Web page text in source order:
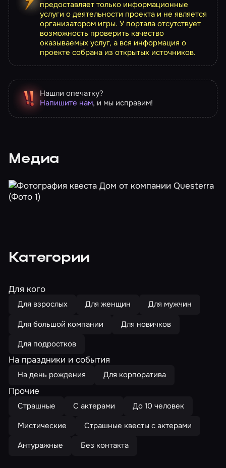
предоставляет только информационные
услуги о деятельности проекта и не является
организатором игры. У портала отсутствует
возможность проверить качество
оказываемых услуг, а вся информация о
проекте собрана из открытых источников.
Нашли опечатку?
Напишите нам, и мы исправим!
Медиа
Категории
Для кого
Для взрослых Для женщин
Для мужчин
Для большой компании
Для новичков
Для подростков
На праздники и события
На день рождения Для корпоратива
Прочие
Страшные С актерами
До 10 человек
Мистические
Страшные квесты с актерами
Антуражные
Без контакта